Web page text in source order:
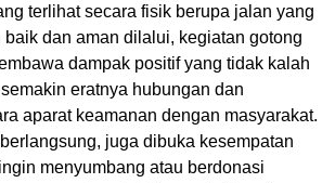
terlihat secara fisik berupa jalan yang
dan aman dilalui, kegiatan gotong
dampak positif yang tidak kalah
eratnya hubungan dan
aparat keamanan dengan masyarakat.
juga dibuka kesempatan
menyumbang atau berdonasi